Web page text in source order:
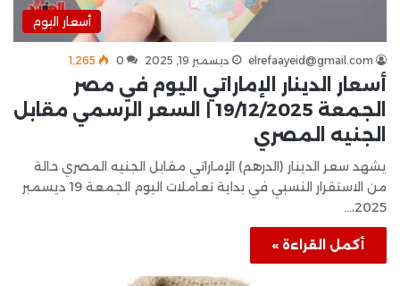
أسعار اليوم
elrefaayeid@gmail.com ديسمبر 19, 2025 0 1٬265
أسعار الدينار الإماراتي اليوم في مصر
الجمعة 19/12/2025 | السعر الرسمي مقابل
الجنيه المصري
يشهد سعر الدينار (الدرهم) الإماراتي مقابل الجنيه المصري حالة
من الاستقرار النسبي في بداية تعاملات اليوم الجمعة 19 ديسمبر
2025،…
أكمل القراءة »